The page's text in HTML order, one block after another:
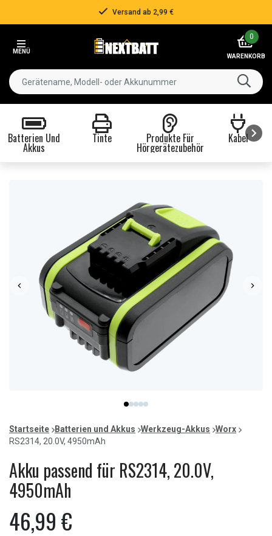
Versand ab 2,99 €
MENÜ
0
WARENKORB
Batterien Und
Akkus
Tinte Produkte Für
Hörgerätezubehör
Kabel
item
0
item
1
item
2
item
3
item
4
of
5
Startseite Batterien und Akkus Werkzeug-Akkus
Worx
RS2314, 20.0V, 4950mAh
Akku passend für RS2314, 20.0V,
4950mAh
46,99 €